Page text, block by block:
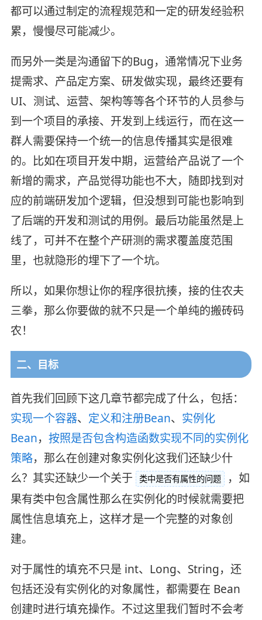
都可以通过制定的流程规范和一定的研发经验积
累，慢慢尽可能减少。
而另外一类是沟通留下的Bug，通常情况下业务
提需求、产品定方案、研发做实现，最终还要有
UI、测试、运营、架构等等各个环节的人员参与
到一个项目的承接、开发到上线运行，而在这一
群人需要保持一个统一的信息传播其实是很难
的。比如在项目开发中期，运营给产品说了一个
新增的需求，产品觉得功能也不大，随即找到对
应的前端研发加个逻辑，但没想到可能也影响到
了后端的开发和测试的用例。最后功能虽然是上
线了，可并不在整个产研测的需求覆盖度范围
里，也就隐形的埋下了一个坑。
所以，如果你想让你的程序很抗揍，接的住农夫
三拳，那么你要做的就不只是一个单纯的搬砖码
农！
二、目标
首先我们回顾下这几章节都完成了什么，包括：
实现一个容器、 定义和注册Bean、 实例化
Bean， 按照是否包含构造函数实现不同的实例化
策略，那么在创建对象实例化这我们还缺少什
么？其实还缺少一个关于
类中是否有属性的问题
，如
果有类中包含属性那么在实例化的时候就需要把
属性信息填充上，这样才是一个完整的对象创
建。
对于属性的填充不只是 int、Long、String，还
包括还没有实例化的对象属性，都需要在 Bean
创建时进行填充操作。 不过这里我们暂时不会考